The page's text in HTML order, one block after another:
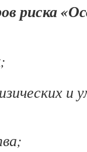
риска
и